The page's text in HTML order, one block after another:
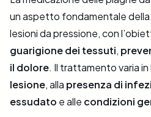
un aspetto fondamentale
lesioni da pressione, con
guarigione dei tessuti,
il dolore. Il trattamento varia in
lesione, alla presenza di
essudato e alle condizioni